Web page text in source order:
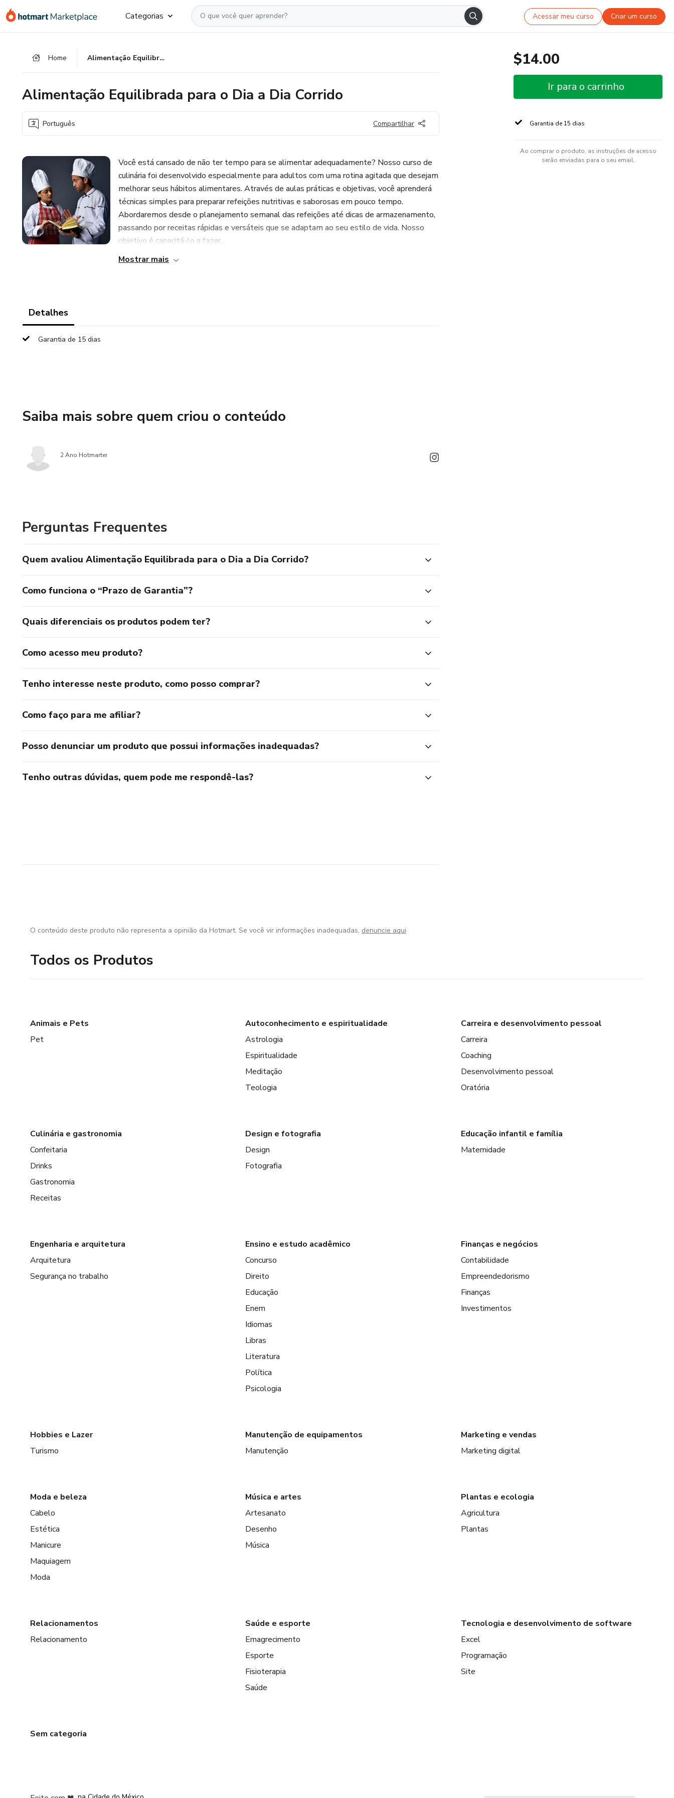
para
para
para
Categorias Acessar meu curso Criar um curso
Home Alimentação Equilibrada para o Dia a Dia Corrido
Alimentação Equilibrada para o Dia a Dia Corrido
Português Compartilhar
Você está cansado de não ter tempo para se alimentar adequadamente? Nosso curso de
culinária foi desenvolvido especialmente para adultos com uma rotina agitada que desejam
melhorar seus hábitos alimentares. Através de aulas práticas e objetivas, você aprenderá
técnicas simples para preparar refeições nutritivas e saborosas em pouco tempo.
Abordaremos desde o planejamento semanal das refeições até dicas de armazenamento,
passando por receitas rápidas e versáteis que se adaptam ao seu estilo de vida. Nosso
objetivo é capacitá-lo a fazer...
Mostrar mais
Detalhes
Garantia de 15 dias
Saiba mais sobre quem criou o conteúdo
2 Ano Hotmarter
Perguntas Frequentes
Quem avaliou Alimentação Equilibrada para o Dia a Dia Corrido?
Como funciona o “Prazo de Garantia”?
Quais diferenciais os produtos podem ter?
Como acesso meu produto?
Tenho interesse neste produto, como posso comprar?
Como faço para me afiliar?
Posso denunciar um produto que possui informações inadequadas?
Tenho outras dúvidas, quem pode me respondê-las?
$14.00
Ir para o carrinho
Garantia de 15 dias
Ao comprar o produto, as instruções de acesso
serão enviadas para o seu email.
O conteúdo deste produto não representa a opinião da Hotmart. Se você vir informações inadequadas, denuncie aqui
Todos os Produtos
Animais e Pets
Pet
Autoconhecimento e espiritualidade
Astrologia
Espiritualidade
Meditação
Teologia
Carreira e desenvolvimento pessoal
Carreira
Coaching
Desenvolvimento pessoal
Oratória
Culinária e gastronomia
Confeitaria
Drinks
Gastronomia
Receitas
Design e fotografia
Design
Fotografia
Educação infantil e família
Maternidade
Engenharia e arquitetura
Arquitetura
Segurança no trabalho
Ensino e estudo acadêmico
Concurso
Direito
Educação
Enem
Idiomas
Libras
Literatura
Política
Psicologia
Finanças e negócios
Contabilidade
Empreendedorismo
Finanças
Investimentos
Hobbies e Lazer
Turismo
Manutenção de equipamentos
Manutenção
Marketing e vendas
Marketing digital
Moda e beleza
Cabelo
Estética
Manicure
Maquiagem
Moda
Música e artes
Artesanato
Desenho
Música
Plantas e ecologia
Agricultura
Plantas
Relacionamentos
Relacionamento
Saúde e esporte
Emagrecimento
Esporte
Fisioterapia
Saúde
Tecnologia e desenvolvimento de software
Excel
Programação
Site
Sem categoria
na Cidade do México